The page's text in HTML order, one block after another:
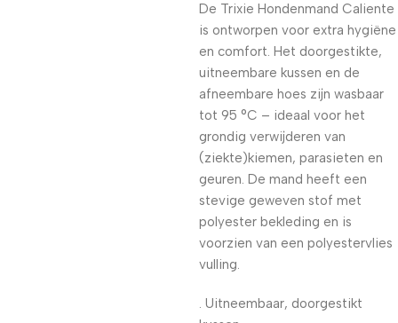
De Trixie Hondenmand Caliente
is ontworpen voor extra hygiëne
en comfort. Het doorgestikte,
uitneembare kussen en de
afneembare hoes zijn wasbaar
tot 95 °C – ideaal voor het
grondig verwijderen van
(ziekte)kiemen, parasieten en
geuren. De mand heeft een
stevige geweven stof met
polyester bekleding en is
voorzien van een polyestervlies
vulling.
. Uitneembaar, doorgestikt